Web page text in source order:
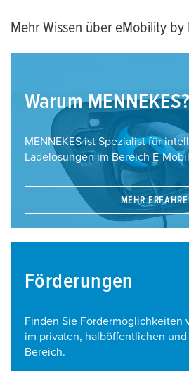
Mehr Wissen über eMobility by
Warum
MENNEKES ist Spezialist für
Ladelösungen im Bereich E-
MEHR
Förderungen
Finden Sie Fördermöglichkeiten
im privaten, halböffentlichen
Bereich.